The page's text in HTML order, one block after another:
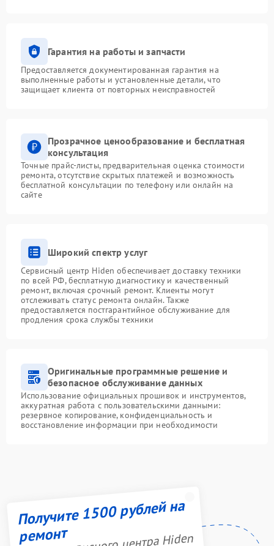
Гарантия на работы и запчасти
Предоставляется документированная гарантия на
выполненные работы и установленные детали, что
защищает клиента от повторных неисправностей
Прозрачное ценообразование и бесплатная
консультация
Точные прайс-листы, предварительная оценка стоимости
ремонта, отсутствие скрытых платежей и возможность
бесплатной консультации по телефону или онлайн на
сайте
Широкий спектр услуг
Сервисный центр Hiden обеспечивает доставку техники
по всей РФ, бесплатную диагностику и качественный
ремонт, включая срочный ремонт. Клиенты могут
отслеживать статус ремонта онлайн. Также
предоставляется постгарантийное обслуживание для
продления срока службы техники
Оригинальные программные решение и
безопасное обслуживание данных
Использование официальных прошивок и инструментов,
аккуратная работа с пользовательскими данными:
резервное копирование, конфиденциальность и
восстановление информации при необходимости
Получите 1500 рублей на
ремонт